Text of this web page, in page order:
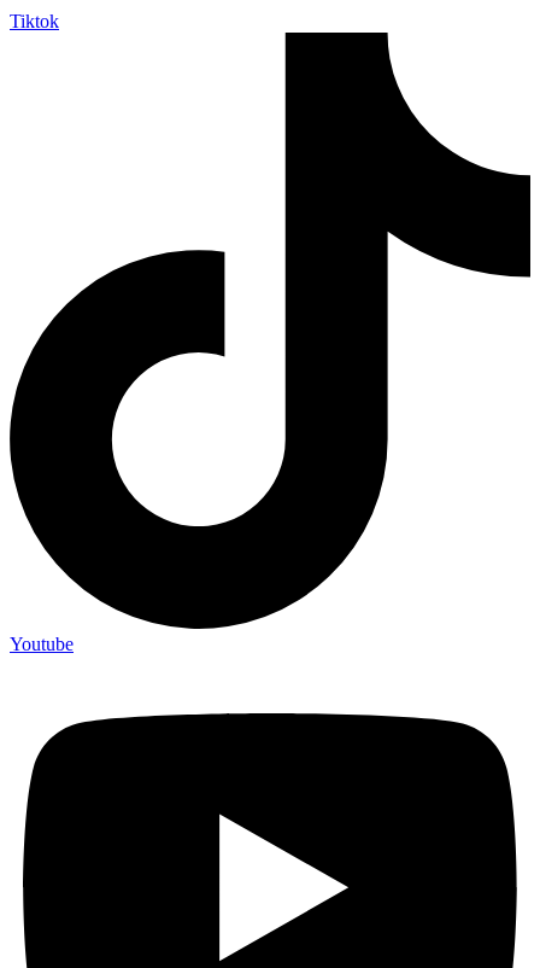
Tiktok
Youtube